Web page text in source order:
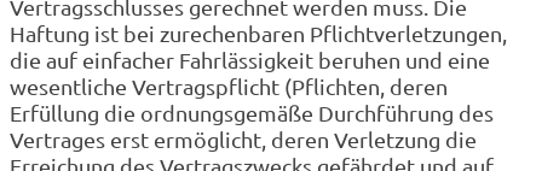
Vertragsschlusses gerechnet werden muss. Die
Haftung ist bei zurechenbaren Pflichtverletzungen,
die auf einfacher Fahrlässigkeit beruhen und eine
wesentliche Vertragspflicht (Pflichten, deren
Erfüllung die ordnungsgemäße Durchführung des
Vertrages erst ermöglicht, deren Verletzung die